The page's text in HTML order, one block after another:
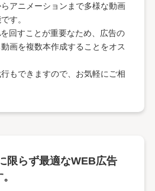
アニメーションまで多様な動画
す。
回すことが重要なため、広告の
画を複数本作成することをオス
もできますので、お気軽にご相
限らず最適なWEB広告